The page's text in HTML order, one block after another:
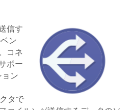
信す
ン
コネ
ポー
ョン
タで